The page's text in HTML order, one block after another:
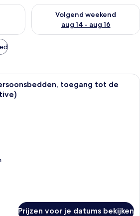
voor dit weekend aug 7 -
Volgend weekend
aug 14 - aug 16
De beschikbaarheid
Hotelkamer met een groot raam
toegang tot de
Prijzen voor je datums bekijken